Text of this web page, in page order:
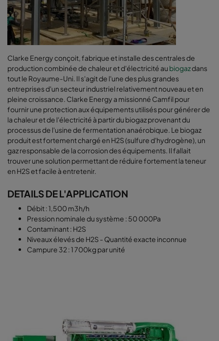
Clarke Energy conçoit, fabrique et installe des centrales de
production combinée de chaleur et d'électricité au biogazdans
tout le Royaume-Uni. Il s'agit de l'une des plus grandes
entreprises d'un secteur industriel relativement nouveau et en
pleine croissance. Clarke Energy a missionné Camfil pour
fournir une protection aux équipements utilisés pour générer de
la chaleur et de l'électricité à partir du biogaz provenant du
processus de l'usine de fermentation anaérobique. Le biogaz
produit est fortement chargé en H2S (sulfure d'hydrogène), un
gaz responsable de la corrosion des équipements. Il fallait
trouver une solution permettant de réduire fortement la teneur
en H2S et facile à entretenir.
DETAILS DE L'APPLICATION
Débit : 1,500 m3h/h
Pression nominale du système : 50 000Pa
Contaminant : H2S
Niveaux élevés de H2S - Quantité exacte inconnue
Campure 32 : 1 700kg par unité